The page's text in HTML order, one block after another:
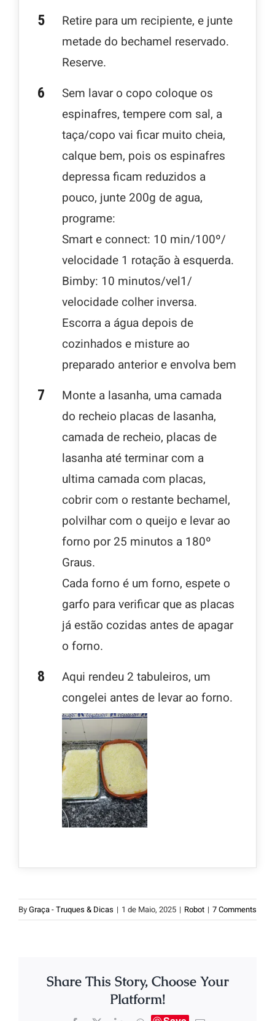
Retire para um recipiente, e junte
metade do bechamel reservado.
Reserve.
Sem lavar o copo coloque os
espinafres, tempere com sal, a
taça/copo vai ficar muito cheia,
calque bem, pois os espinafres
depressa ficam reduzidos a
pouco, junte 200g de agua,
programe:
Smart e connect: 10 min/100º/
velocidade 1 rotação à esquerda.
Bimby: 10 minutos/vel1/
velocidade colher inversa.
Escorra a água depois de
cozinhados e misture ao
preparado anterior e envolva bem
Monte a lasanha, uma camada
do recheio placas de lasanha,
camada de recheio, placas de
lasanha até terminar com a
ultima camada com placas,
cobrir com o restante bechamel,
polvilhar com o queijo e levar ao
forno por 25 minutos a 180º
Graus.
Cada forno é um forno, espete o
garfo para verificar que as placas
já estão cozidas antes de apagar
o forno.
Aqui rendeu 2 tabuleiros, um
congelei antes de levar ao forno.
ByGraça - Truques & Dicas | 1 de Maio, 2025 | Robot | 7 Comments
Share This Story, Choose Your
Platform!